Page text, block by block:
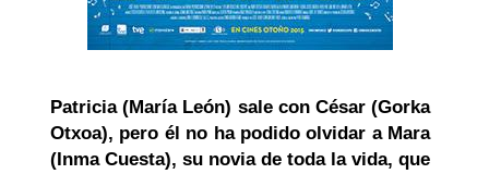
Patricia (María León) sale con César (Gorka
Otxoa), pero él no ha podido olvidar a Mara
(Inma Cuesta), su novia de toda la vida, que